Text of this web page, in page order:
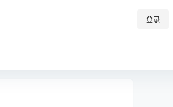
登录